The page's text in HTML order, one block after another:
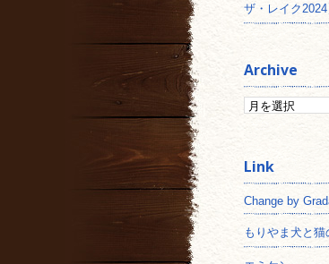
ザ・レイク2024
Archive
Change by
もりやま犬と猫